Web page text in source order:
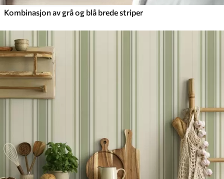
Kombinasjon av grå og blå brede striper